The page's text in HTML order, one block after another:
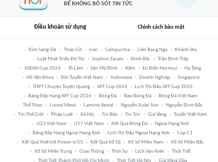
ĐỂ KHÔNG BỎ SÓT TIN TỨC
Điều khoản sử dụng Chính sách bảo mật
Kim Sang-Sik Tháo Gỡ Iran Campuchia Liên Bang Nga
Khánh Sky
Luật Phát Triển Đô Thị
Sophon Zaram Đình Bắc
Trần Đình Tiệp
ASEAN Cup 2026
Tô Lâm Sân Mỹ Đình Năm Eo Biển Hormuz
Hạ Tầng
Hồ Văn Khoa
Đội Tuyển Việt Nam Indonesia Doanh Nghiệp
Singapore
THPT Chuyên Tuyên Quang
AFF Cup 2026
Lịch Thi Đấu AFF Cup 2026
Bảng Xếp Hạng AFF Cup 2026
Bóng Đá Báo Bóng Đá
Bóng Đá Việt Nam
Thể Thao
Lionel Messi Lamine Yamal Nguyễn Xuân Son
Nguyễn Đình Bắc
Tin Thế Giới
Pháp Luật Xã Hội Tin Bão Tin Tức Giá Vàng
Tuyển Việt Nam
U23 Việt Nam
U17 Việt Nam Kết Quả Bóng Đá
Ngoại Hạng Anh
Bảng Xếp Hạng Ngoại Hạng Anh
Lịch Thi Đấu Ngoại Hạng Anh
Cúp C1
Kết Quả Vietlott Power 6/55
Kết Quả Xổ Số Xổ Số Miền Nam
Xổ Số Miền Bắc
Xổ Số Miền Trung
Giao Thông Thời Sự Lịch Vạn Niên
Thời Tiết
Thời Tiết Thành Phố Hồ Chí Minh
Thời Tiết Hà Nội Giá Xăng Dầu